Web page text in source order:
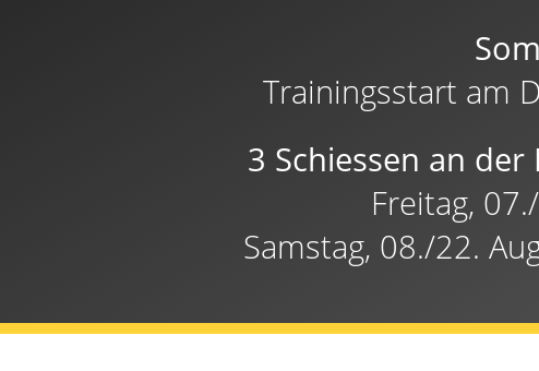
Trainingsstart am
3 Schiessen an
Freitag,
Samstag, 08./22.